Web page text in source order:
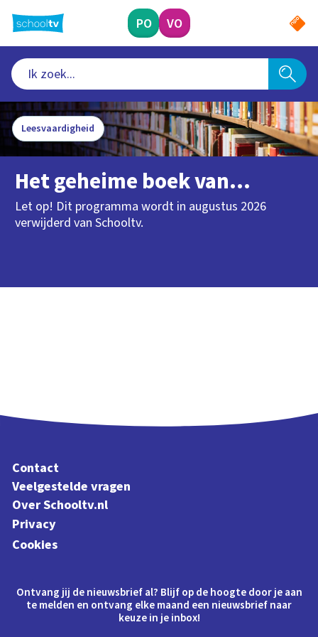
naar
hoofdinhoud
PO VO
Leesvaardigheid
Het geheime boek van...
Let op! Dit programma wordt in augustus 2026
verwijderd van Schooltv.
Contact
Veelgestelde vragen
Over Schooltv.nl
Privacy
Cookies
Ontvang jij de nieuwsbrief al? Blijf op de hoogte door je aan
te melden en ontvang elke maand een nieuwsbrief naar
keuze in je inbox!